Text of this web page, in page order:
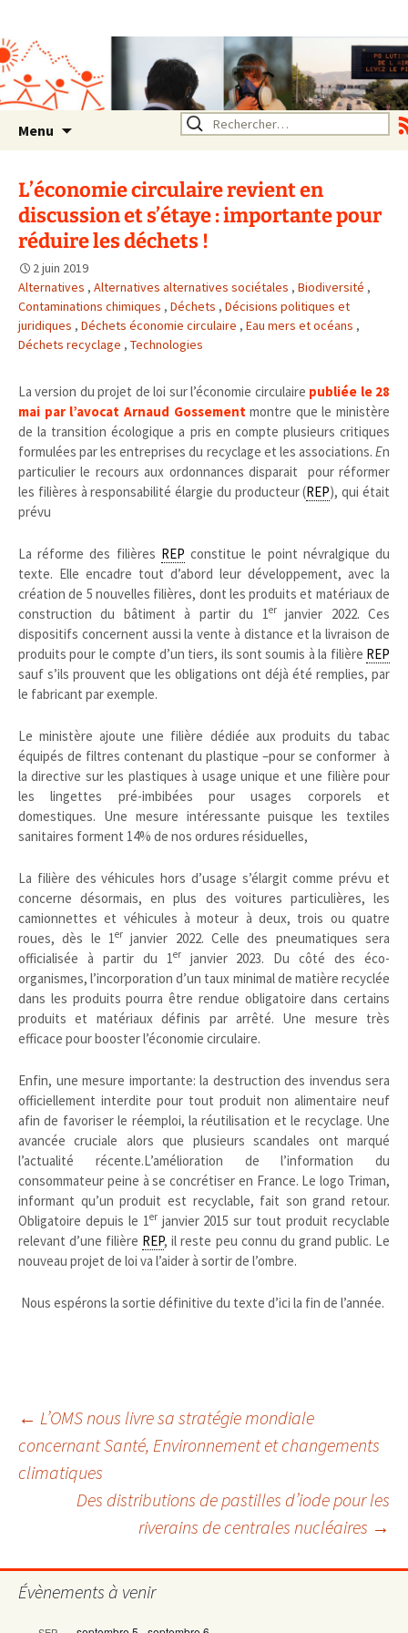
Rhône Alpes
Un environnement sain pour
la santé de tous
Menu Rechercher :
L’économie circulaire revient en
discussion et s’étaye : importante pour
réduire les déchets !
2 juin 2019
Alternatives , Alternatives alternatives sociétales , Biodiversité ,
Contaminations chimiques , Déchets , Décisions politiques et
juridiques , Déchets économie circulaire , Eau mers et océans ,
Déchets recyclage , Technologies
La version du projet de loi sur l’économie circulaire publiée le 28
mai par l’avocat Arnaud Gossementmontre que le ministère
de la transition écologique a pris en compte plusieurs critiques
formulées par les entreprises du recyclage et les associations. En
particulier le recours aux ordonnances disparait pour réformer
les filières à responsabilité élargie du producteur (REP), qui était
prévu
La réforme des filières REP constitue le point névralgique du
texte. Elle encadre tout d’abord leur développement, avec la
création de 5 nouvelles filières, dont les produits et matériaux de
construction du bâtiment à partir du 1erjanvier 2022. Ces
dispositifs concernent aussi la vente à distance et la livraison de
produits pour le compte d’un tiers, ils sont soumis à la filière REP
sauf s’ils prouvent que les obligations ont déjà été remplies, par
le fabricant par exemple.
Le ministère ajoute une filière dédiée aux produits du tabac
équipés de filtres contenant du plastique –pour se conformer à
la directive sur les plastiques à usage unique et une filière pour
les lingettes pré-imbibées pour usages corporels et
domestiques. Une mesure intéressante puisque les textiles
sanitaires forment 14% de nos ordures résiduelles,
La filière des véhicules hors d’usage s’élargit comme prévu et
concerne désormais, en plus des voitures particulières, les
camionnettes et véhicules à moteur à deux, trois ou quatre
roues, dès le 1er janvier 2022. Celle des pneumatiques sera
officialisée à partir du 1erjanvier 2023. Du côté des éco-
organismes, l’incorporation d’un taux minimal de matière recyclée
dans les produits pourra être rendue obligatoire dans certains
produits et matériaux définis par arrêté. Une mesure très
efficace pour booster l’économie circulaire.
Enfin, une mesure importante: la destruction des invendus sera
officiellement interdite pour tout produit non alimentaire neuf
afin de favoriser le réemploi, la réutilisation et le recyclage. Une
avancée cruciale alors que plusieurs scandales ont marqué
l’actualité récente.L’amélioration de l’information du
consommateur peine à se concrétiser en France. Le logo Triman,
informant qu’un produit est recyclable, fait son grand retour.
Obligatoire depuis le 1erjanvier 2015 sur tout produit recyclable
relevant d’une filière REP, il reste peu connu du grand public. Le
nouveau projet de loi va l’aider à sortir de l’ombre.
Nous espérons la sortie définitive du texte d’ici la fin de l’année.
Navigation
des
articles
← L’OMS nous livre sa stratégie mondiale
concernant Santé, Environnement et changements
climatiques
Des distributions de pastilles d’iode pour les
riverains de centrales nucléaires →
Évènements à venir